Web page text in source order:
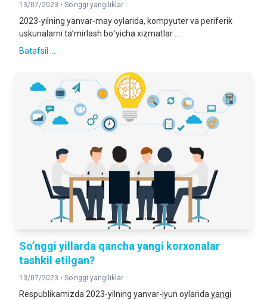
13/07/2023 • So'nggi yangiliklar
2023-yilning yanvar-may oylarida, kompyuter va periferik
uskunalarni taʼmirlash boʻyicha xizmatlar ...
Batafsil ...
So’nggi yillarda qancha yangi korxonalar
tashkil etilgan?
13/07/2023 • So'nggi yangiliklar
Respublikamizda 2023-yilning yanvar-iyun oylarida yangi